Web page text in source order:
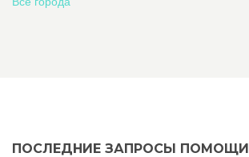
ПОСЛЕДНИЕ ЗАПРОСЫ ПОМОЩИ